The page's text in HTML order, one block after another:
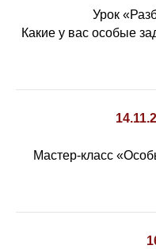
Урок
Какие у вас особые
Мастер-класс